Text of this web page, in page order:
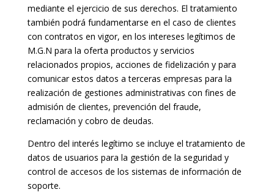
mediante el ejercicio de sus derechos. El tratamiento
también podrá fundamentarse en el caso de clientes
con contratos en vigor, en los intereses legítimos de
M.G.N para la oferta productos y servicios
relacionados propios, acciones de fidelización y para
comunicar estos datos a terceras empresas para la
realización de gestiones administrativas con fines de
admisión de clientes, prevención del fraude,
reclamación y cobro de deudas.
Dentro del interés legítimo se incluye el tratamiento de
datos de usuarios para la gestión de la seguridad y
control de accesos de los sistemas de información de
soporte.